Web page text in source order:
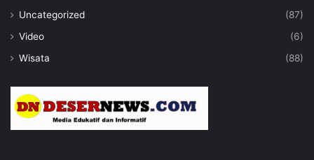
Uncategorized
(87)
Video
(6)
Wisata
(88)